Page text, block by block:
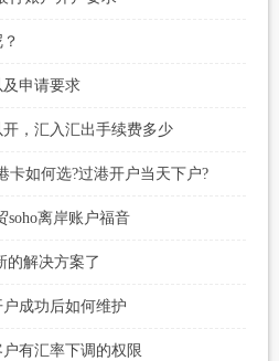
申请要求
，汇入汇出手续费多少
卡如何选?过港开户当天下户?
soho离岸账户福音
的解决方案了
成功后如何维护
有汇率下调的权限